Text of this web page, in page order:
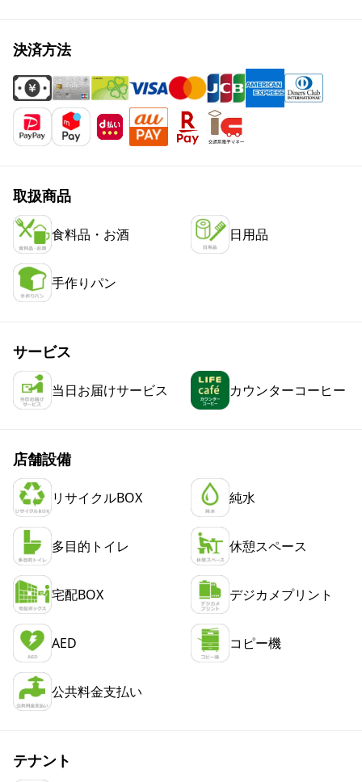
決済方法
取扱商品
食料品・お酒 日用品
手作りパン
サービス
当日お届けサービス カウンターコーヒー
店舗設備
リサイクルBOX 純水
多目的トイレ 休憩スペース
宅配BOX デジカメプリント
AED コピー機
公共料金支払い
テナント